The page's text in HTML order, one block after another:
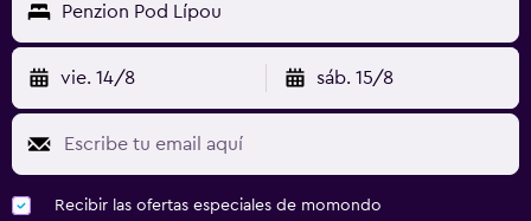
Penzion Pod Lípou
vie. 14/8 sáb. 15/8
Recibir las ofertas especiales de momondo